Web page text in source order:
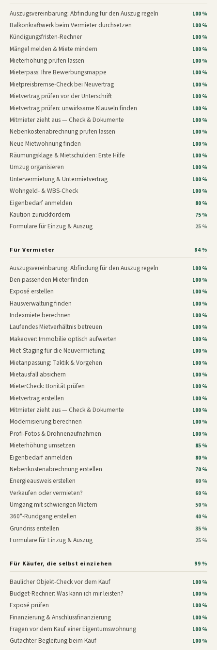
Auszugsvereinbarung: Abfindung für den Auszug regeln 100 %
Balkonkraftwerk beim Vermieter durchsetzen 100 %
Kündigungsfristen-Rechner 100 %
Mängel melden & Miete mindern 100 %
Mieterhöhung prüfen lassen 100 %
Mieterpass: Ihre Bewerbungsmappe 100 %
Mietpreisbremse-Check bei Neuvertrag 100 %
Mietvertrag prüfen vor der Unterschrift 100 %
Mietvertrag prüfen: unwirksame Klauseln finden 100 %
Mitmieter zieht aus — Check & Dokumente 100 %
Nebenkostenabrechnung prüfen lassen 100 %
Neue Mietwohnung finden 100 %
Räumungsklage & Mietschulden: Erste Hilfe 100 %
Umzug organisieren 100 %
Untervermietung & Untermietvertrag 100 %
Wohngeld- & WBS-Check 100 %
Eigenbedarf anmelden 80 %
Kaution zurückfordern 75 %
Formulare für Einzug & Auszug 25 %
Für Vermieter 84 %
Auszugsvereinbarung: Abfindung für den Auszug regeln 100 %
Den passenden Mieter finden 100 %
Exposé erstellen 100 %
Hausverwaltung finden 100 %
Indexmiete berechnen 100 %
Laufendes Mietverhältnis betreuen 100 %
Makeover: Immobilie optisch aufwerten 100 %
Miet-Staging für die Neuvermietung 100 %
Mietanpassung: Taktik & Vorgehen 100 %
Mietausfall absichern 100 %
MieterCheck: Bonität prüfen 100 %
Mietvertrag erstellen 100 %
Mitmieter zieht aus — Check & Dokumente 100 %
Modernisierung berechnen 100 %
Profi-Fotos & Drohnenaufnahmen 100 %
Mieterhöhung umsetzen 85 %
Eigenbedarf anmelden 80 %
Nebenkostenabrechnung erstellen 70 %
Energieausweis erstellen 60 %
Verkaufen oder vermieten? 60 %
Umgang mit schwierigen Mietern 50 %
360°-Rundgang erstellen 40 %
Grundriss erstellen 35 %
Formulare für Einzug & Auszug 25 %
Für Käufer, die selbst einziehen 99 %
Baulicher Objekt-Check vor dem Kauf 100 %
Budget-Rechner: Was kann ich mir leisten? 100 %
Exposé prüfen 100 %
Finanzierung & Anschlussfinanzierung 100 %
Fragen vor dem Kauf einer Eigentumswohnung 100 %
Gutachter-Begleitung beim Kauf 100 %